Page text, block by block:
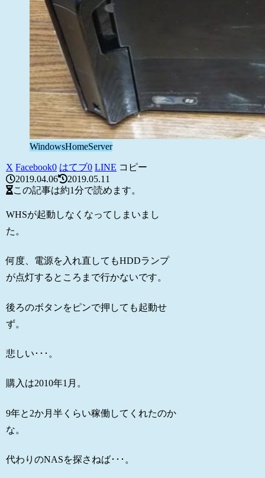
WindowsHomeServer
X Facebook0 はてブ0 LINE コピー
2019.04.06
2019.05.11
この記事は約1分で読めます。
WHSが起動しなくなってしまいまし
た。
何度、電源を入れ直してもHDDランプ
が点灯するところまで行かないです。
後ろのボタンをピンで押しても起動せ
ず。
悲しい･･･。
購入は2010年1月。
9年と2か月半くらい稼働してくれたのか
な。
代わりのNASを探さねば･･･。